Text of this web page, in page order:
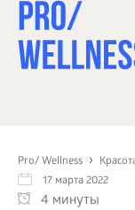
Pro/ Wellness
17 марта 2022
4 минуты
СПОРТ
ЗДОРОВЬЕ